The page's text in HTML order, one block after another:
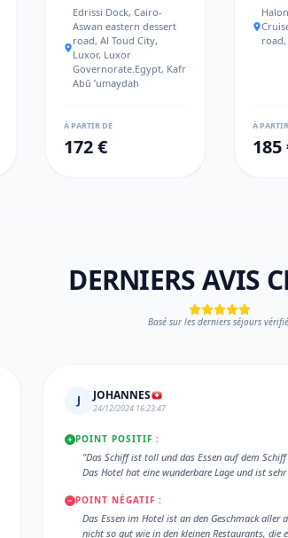
Edrissi Dock, Cairo-
Aswan eastern dessert
road, Al Toud City,
Luxor, Luxor
Governorate.Egypt, Kafr
Abū ʼumaydah
À PARTIR DE
172 €
road,
À
185
DERNIERS AVIS
Basé sur les derniers séjours
J JOHANNES
24/12/2024 16:23:47
POINT POSITIF :
"Das Schiff ist toll und das Essen auf dem
Das Hotel hat eine wunderbare Lage und ist
POINT NÉGATIF :
Das Essen im Hotel ist an den Geschmack aller
nicht so gut wie in den kleinen Restaurants, die